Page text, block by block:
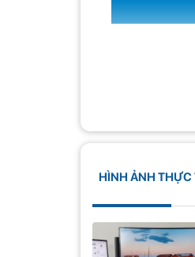
HÌNH ẢNH THỰC